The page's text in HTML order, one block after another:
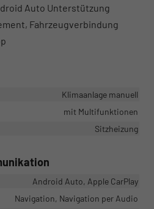
Auto Unterstützung
Fahrzeugverbindung
Klimaanlage manuell
mit Multifunktionen
Sitzheizung
Android Auto, Apple CarPlay
Navigation, Navigation per Audio